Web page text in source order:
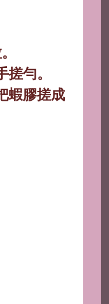
勻。
蝦膠搓成